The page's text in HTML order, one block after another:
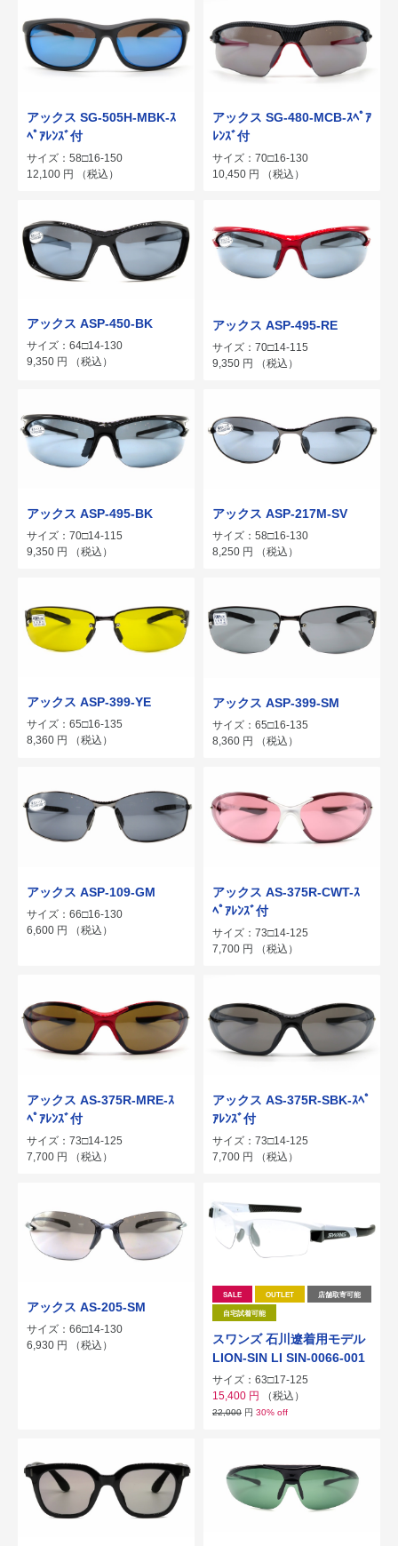
アックス SG-505H-MBK-ｽ
ﾍﾟｱﾚﾝｽﾞ付
サイズ：58□16-150
12,100 円 （税込）
アックス SG-480-MCB-ｽﾍﾟｱ
ﾚﾝｽﾞ付
サイズ：70□16-130
10,450 円 （税込）
アックス ASP-450-BK
サイズ：64□14-130
9,350 円 （税込）
アックス ASP-495-RE
サイズ：70□14-115
9,350 円 （税込）
アックス ASP-495-BK
サイズ：70□14-115
9,350 円 （税込）
アックス ASP-217M-SV
サイズ：58□16-130
8,250 円 （税込）
アックス ASP-399-YE
サイズ：65□16-135
8,360 円 （税込）
アックス ASP-399-SM
サイズ：65□16-135
8,360 円 （税込）
アックス ASP-109-GM
サイズ：66□16-130
6,600 円 （税込）
アックス AS-375R-CWT-ｽ
ﾍﾟｱﾚﾝｽﾞ付
サイズ：73□14-125
7,700 円 （税込）
アックス AS-375R-MRE-ｽ
ﾍﾟｱﾚﾝｽﾞ付
サイズ：73□14-125
7,700 円 （税込）
アックス AS-375R-SBK-ｽﾍﾟ
ｱﾚﾝｽﾞ付
サイズ：73□14-125
7,700 円 （税込）
アックス AS-205-SM
サイズ：66□14-130
6,930 円 （税込）
SALE OUTLET 店舗取寄可能
自宅試着可能
スワンズ 石川遼着用モデル
LION-SIN LI SIN-0066-001
サイズ：63□17-125
15,400 円 （税込）
22,000 円 30% off